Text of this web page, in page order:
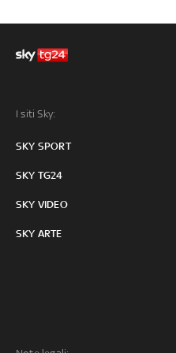
I siti Sky:
SKY SPORT
SKY TG24
SKY VIDEO
SKY ARTE